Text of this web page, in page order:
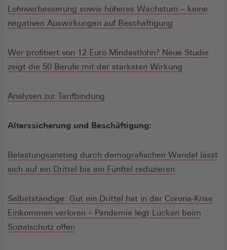
Lohnverbesserung sowie höheres Wachstum – keine
negativen Auswirkungen auf Beschäftigung
Wer profitiert von 12 Euro Mindestlohn? Neue Studie
zeigt die 50 Berufe mit der stärksten Wirkung
Analysen zur Tarifbindung
Alterssicherung und Beschäftigung:
Belastungsanstieg durch demografischen Wandel lässt
sich auf ein Drittel bis ein Fünftel reduzieren
Selbstständige: Gut ein Drittel hat in der Corona-Krise
Einkommen verloren – Pandemie legt Lücken beim
Sozialschutz offen